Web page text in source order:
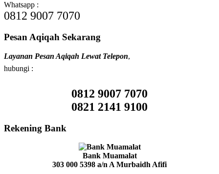
Whatsapp :
0812 9007 7070
Pesan Aqiqah Sekarang
Layanan Pesan Aqiqah Lewat Telepon,
hubungi :
0812 9007 7070
0821 2141 9100
Rekening Bank
Bank Muamalat
303 000 5398 a/n A Murbaidh Afifi